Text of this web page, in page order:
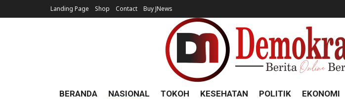
Landing Page Shop Contact Buy JNews
BERANDA NASIONAL TOKOH KESEHATAN POLITIK EKONOMI